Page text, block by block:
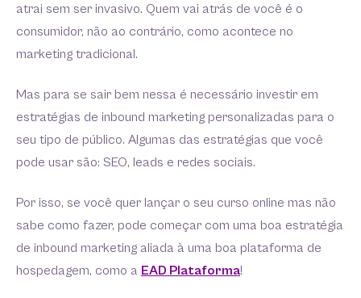
atrai sem ser invasivo. Quem vai atrás de você é o
consumidor, não ao contrário, como acontece no
marketing tradicional.
Mas para se sair bem nessa é necessário investir em
estratégias de inbound marketing personalizadas para o
seu tipo de público. Algumas das estratégias que você
pode usar são: SEO, leads e redes sociais.
Por isso, se você quer lançar o seu curso online mas não
sabe como fazer, pode começar com uma boa estratégia
de inbound marketing aliada à uma boa plataforma de
hospedagem, como a EAD Plataforma!